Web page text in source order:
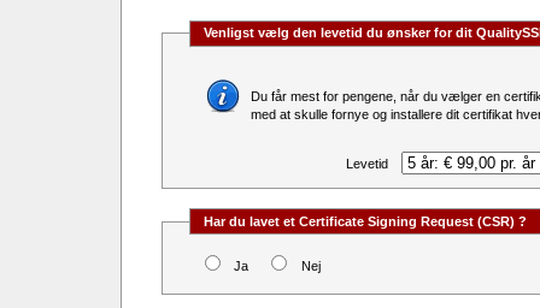
Venligst vælg den levetid du ønsker for dit
Du får mest for pengene, når du vælger en certifikatlevetid på 5 år. Derudover
med at skulle fornye og installere dit certifikat
Levetid
Har du lavet et Certificate Signing Request (CSR) ?
Ja Nej